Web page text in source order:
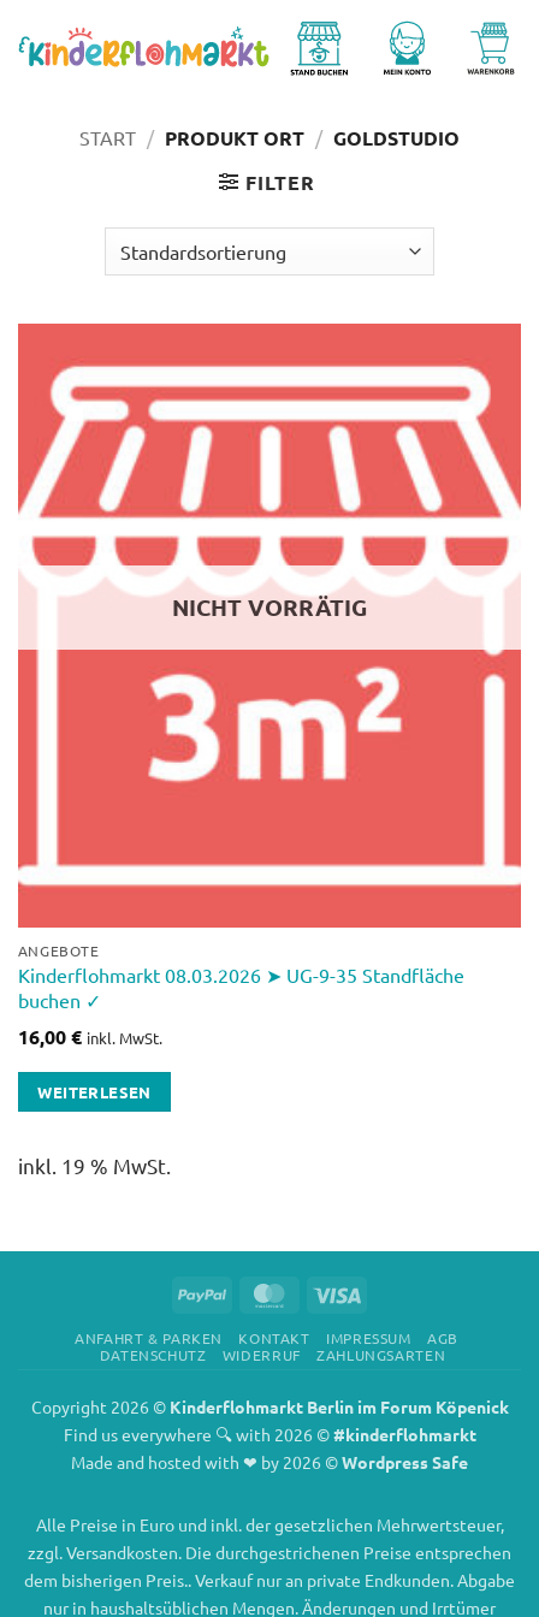
Inhalt
springen
START / PRODUKT ORT / GOLDSTUDIO
FILTER
NICHT VORRÄTIG
ANGEBOTE
Kinderflohmarkt 08.03.2026 ➤ UG-9-35 Standfläche
buchen ✓
16,00€ inkl. MwSt.
WEITERLESEN
inkl. 19 % MwSt.
PayPal MasterCard
ANFAHRT & PARKEN KONTAKT IMPRESSUM
AGB
DATENSCHUTZ
WIDERRUF ZAHLUNGSARTEN
Copyright 2026 © Kinderflohmarkt Berlin im Forum Köpenick
Find us everywhere 🔍 with 2026 ©#kinderflohmarkt
Made and hosted with ❤ by 2026 ©Wordpress Safe
Alle Preise in Euro und inkl. der gesetzlichen Mehrwertsteuer,
zzgl. Versandkosten. Die durchgestrichenen Preise entsprechen
dem bisherigen Preis.. Verkauf nur an private Endkunden. Abgabe
nur in haushaltsüblichen Mengen. Änderungen und Irrtümer